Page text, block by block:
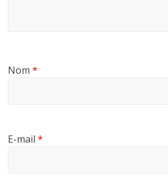
Nom*
E-mail*